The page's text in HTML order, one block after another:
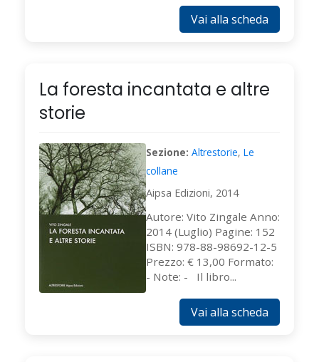
Vai alla scheda
La foresta incantata e altre
storie
Sezione: Altrestorie, Le
collane
Aipsa Edizioni, 2014
Autore: Vito Zingale Anno:
2014 (Luglio) Pagine: 152
ISBN: 978-88-98692-12-5
Prezzo: € 13,00 Formato:
- Note: - Il libro...
Vai alla scheda